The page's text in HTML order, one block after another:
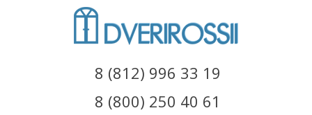
8 (812) 996 33 19
8 (800) 250 40 61